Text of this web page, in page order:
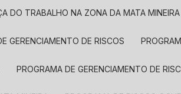
DO TRABALHO NA ZONA DA MATA MINEIRA
GERENCIAMENTO DE RISCOS
PROGRAMA DE GERENCIAMENTO DE